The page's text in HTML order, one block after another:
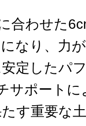
合わせた
なり、力
定したパ
サポート
す重要な